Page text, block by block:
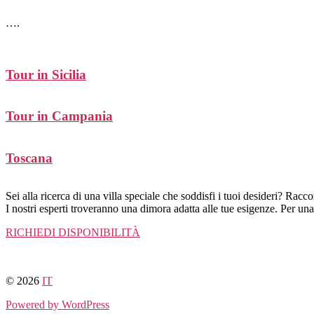
al
….
Tour in Sicilia
Tour in Campania
Toscana
Sei alla ricerca di una villa speciale che soddisfi i tuoi desideri?
I nostri esperti troveranno una dimora adatta alle tue esigenze. Per
RICHIEDI DISPONIBILITÀ
© 2026 IT
Powered by WordPress